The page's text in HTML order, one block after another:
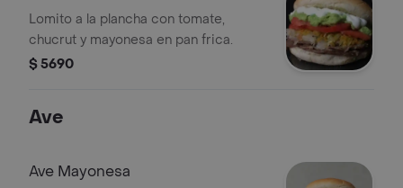
Lomito a la plancha con tomate,
chucrut y mayonesa en pan frica.
$ 5690
Ave
Ave Mayonesa